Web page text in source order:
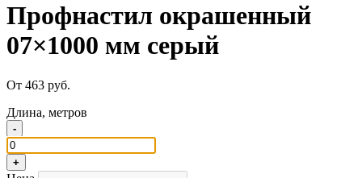
Профнастил окрашенный
07×1000 мм серый
От 463 руб.
Длина, метров
-
+